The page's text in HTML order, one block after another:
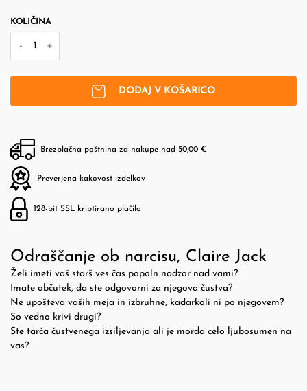
KOLIČINA
- +
DODAJ V KOŠARICO
Brezplačna poštnina za nakupe nad 50,00 €
Preverjena kakovost izdelkov
128-bit SSL kriptirano plačilo
Odraščanje ob narcisu, Claire Jack
Želi imeti vaš starš ves čas popoln nadzor nad vami?
Imate občutek, da ste odgovorni za njegova čustva?
Ne upošteva vaših meja in izbruhne, kadarkoli ni po njegovem?
So vedno krivi drugi?
Ste tarča čustvenega izsiljevanja ali je morda celo ljubosumen na
vas?